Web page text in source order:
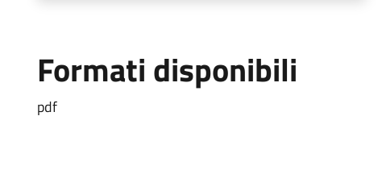
Formati disponibili
pdf